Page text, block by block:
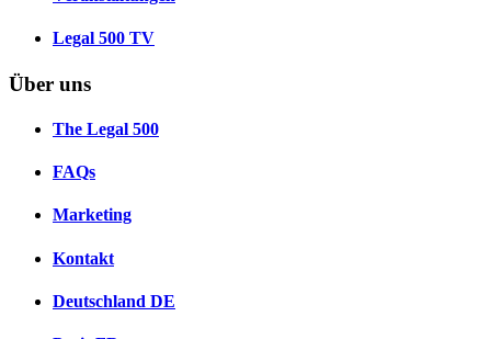
Legal 500 TV
Über uns
The Legal 500
FAQs
Marketing
Kontakt
Deutschland DE